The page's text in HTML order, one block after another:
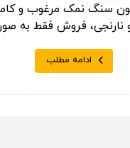
سنگ نمک مرغوب و
نارنجی، فروش فقط به
ادامه مطلب